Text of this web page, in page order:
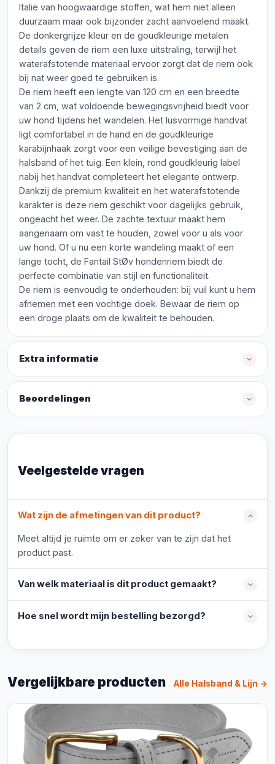
Italië van hoogwaardige stoffen, wat hem niet alleen
duurzaam maar ook bijzonder zacht aanvoelend maakt.
De donkergrijze kleur en de goudkleurige metalen
details geven de riem een luxe uitstraling, terwijl het
waterafstotende materiaal ervoor zorgt dat de riem ook
bij nat weer goed te gebruiken is.
De riem heeft een lengte van 120 cm en een breedte
van 2 cm, wat voldoende bewegingsvrijheid biedt voor
uw hond tijdens het wandelen. Het lusvormige handvat
ligt comfortabel in de hand en de goudkleurige
karabijnhaak zorgt voor een veilige bevestiging aan de
halsband of het tuig. Een klein, rond goudkleurig label
nabij het handvat completeert het elegante ontwerp.
Dankzij de premium kwaliteit en het waterafstotende
karakter is deze riem geschikt voor dagelijks gebruik,
ongeacht het weer. De zachte textuur maakt hem
aangenaam om vast te houden, zowel voor u als voor
uw hond. Of u nu een korte wandeling maakt of een
lange tocht, de Fantail StØv hondenriem biedt de
perfecte combinatie van stijl en functionaliteit.
De riem is eenvoudig te onderhouden: bij vuil kunt u hem
afnemen met een vochtige doek. Bewaar de riem op
een droge plaats om de kwaliteit te behouden.
Extra informatie
Beoordelingen
Veelgestelde vragen
Wat zijn de afmetingen van dit product?
Meet altijd je ruimte om er zeker van te zijn dat het
product past.
Van welk materiaal is dit product gemaakt?
Hoe snel wordt mijn bestelling bezorgd?
Vergelijkbare producten Alle Halsband & Lijn →